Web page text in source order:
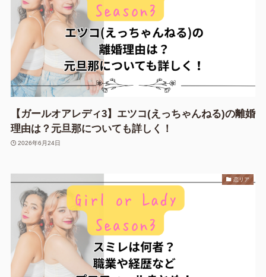
【ガールオアレディ3】エツコ(えっちゃんねる)の離婚
理由は？元旦那についても詳しく！
2026年6月24日
恋リア